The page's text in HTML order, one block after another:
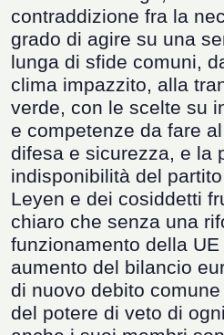
contraddizione fra la
grado di agire su una
lunga di sfide comuni,
clima impazzito, alla
verde, con le scelte su
e competenze da fare
difesa e sicurezza, e la
indisponibilità del
Leyen e dei cosiddetti
chiaro che senza una
funzionamento della
aumento del bilancio
di nuovo debito
del potere di veto di